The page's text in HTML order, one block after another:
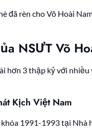
đã rèn cho Võ Hoài
NSƯT Võ
hơn 3 thập kỷ với nhiều
Kịch Việt Nam
1991-1993 tại